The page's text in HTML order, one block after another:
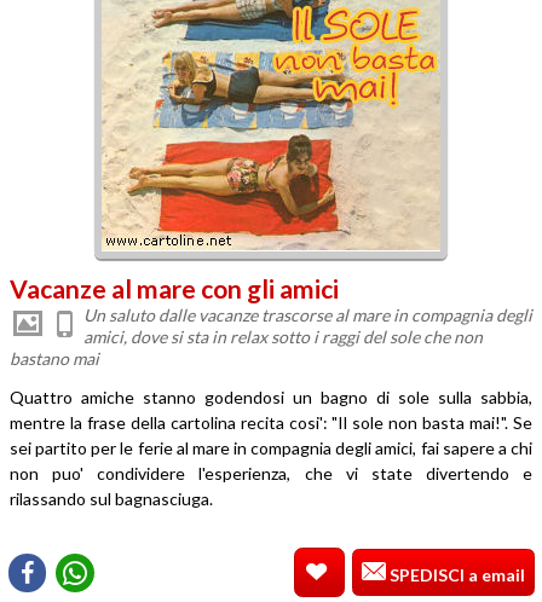
Vacanze al mare con gli amici
Un saluto dalle vacanze trascorse al mare in compagnia degli
amici, dove si sta in relax sotto i raggi del sole che non
bastano mai
Quattro amiche stanno godendosi un bagno di sole sulla sabbia,
mentre la frase della cartolina recita cosi': "Il sole non basta mai!". Se
sei partito per le ferie al mare in compagnia degli amici, fai sapere a chi
non puo' condividere l'esperienza, che vi state divertendo e
rilassando sul bagnasciuga.
SPEDISCI a email